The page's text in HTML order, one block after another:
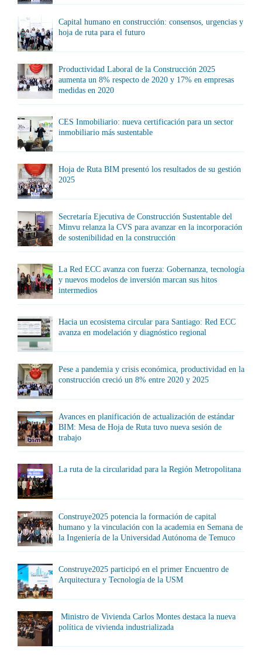
Capital humano en construcción: consensos, urgencias y
hoja de ruta para el futuro
Productividad Laboral de la Construcción 2025
aumenta un 8% respecto de 2020 y 17% en empresas
medidas en 2020
CES Inmobiliario: nueva certificación para un sector
inmobiliario más sustentable
Hoja de Ruta BIM presentó los resultados de su gestión
2025
Secretaría Ejecutiva de Construcción Sustentable del
Minvu relanza la CVS para avanzar en la incorporación
de sostenibilidad en la construcción
La Red ECC avanza con fuerza: Gobernanza, tecnología
y nuevos modelos de inversión marcan sus hitos
intermedios
Hacia un ecosistema circular para Santiago: Red ECC
avanza en modelación y diagnóstico regional
Pese a pandemia y crisis económica, productividad en la
construcción creció un 8% entre 2020 y 2025
Avances en planificación de actualización de estándar
BIM: Mesa de Hoja de Ruta tuvo nueva sesión de
trabajo
La ruta de la circularidad para la Región Metropolitana
Construye2025 potencia la formación de capital
humano y la vinculación con la academia en Semana de
la Ingeniería de la Universidad Autónoma de Temuco
Construye2025 participó en el primer Encuentro de
Arquitectura y Tecnología de la USM
Ministro de Vivienda Carlos Montes destaca la nueva
política de vivienda industrializada